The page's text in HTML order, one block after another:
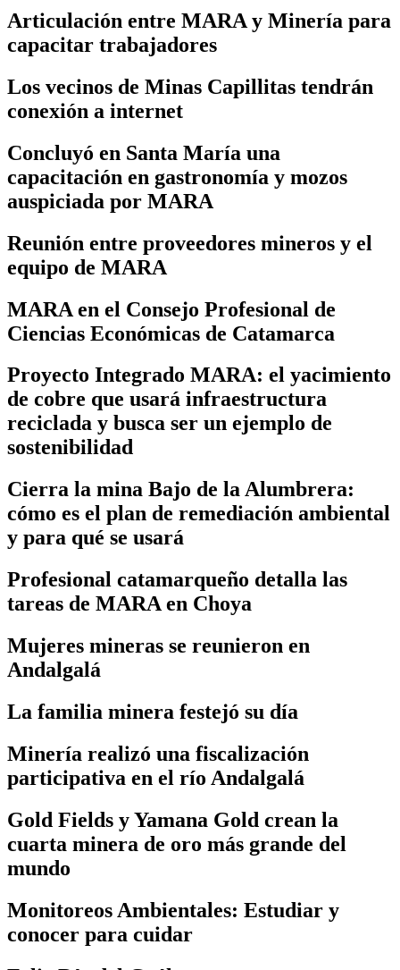
Articulación entre MARA y Minería para
capacitar trabajadores
Los vecinos de Minas Capillitas tendrán
conexión a internet
Concluyó en Santa María una
capacitación en gastronomía y mozos
auspiciada por MARA
Reunión entre proveedores mineros y el
equipo de MARA
MARA en el Consejo Profesional de
Ciencias Económicas de Catamarca
Proyecto Integrado MARA: el yacimiento
de cobre que usará infraestructura
reciclada y busca ser un ejemplo de
sostenibilidad
Cierra la mina Bajo de la Alumbrera:
cómo es el plan de remediación ambiental
y para qué se usará
Profesional catamarqueño detalla las
tareas de MARA en Choya
Mujeres mineras se reunieron en
Andalgalá
La familia minera festejó su día
Minería realizó una fiscalización
participativa en el río Andalgalá
Gold Fields y Yamana Gold crean la
cuarta minera de oro más grande del
mundo
Monitoreos Ambientales: Estudiar y
conocer para cuidar